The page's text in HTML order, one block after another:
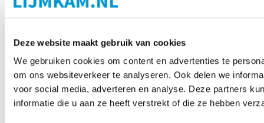
Deze website maakt gebruik van cookies
We gebruiken cookies om content en advertenties te
om ons websiteverkeer te analyseren. Ook delen we
voor social media, adverteren en analyse. Deze partners
informatie die u aan ze heeft verstrekt of die ze hebben